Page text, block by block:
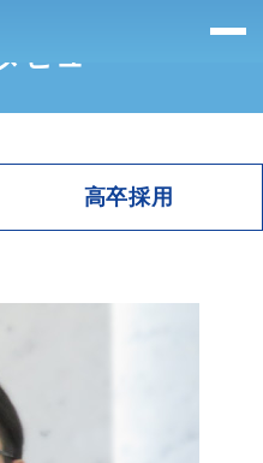
TOP
ントを知る
ビュー
報
ー
ビュー
高卒採用